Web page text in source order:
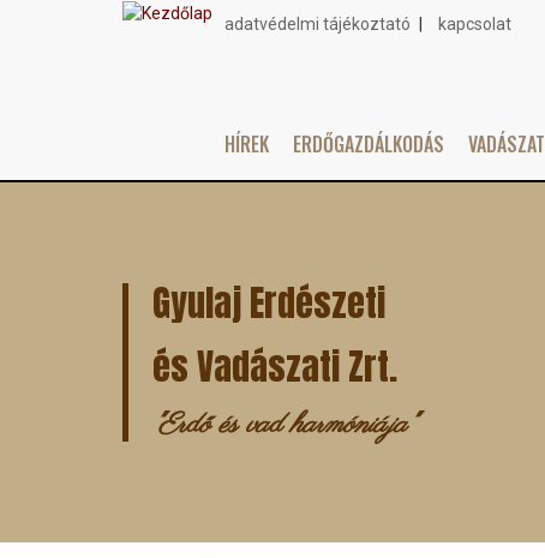
Topmenu
adatvédelmi tájékoztató kapcsolat
Main
HÍREK ERDŐGAZDÁLKODÁS VADÁSZAT
Gyulaj Erdészeti
és Vadászati Zrt.
"Erdő és vad harmóniája"